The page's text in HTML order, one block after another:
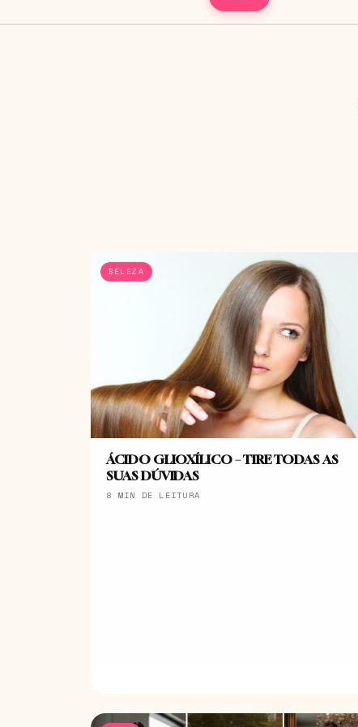
BELEZA
ÁCIDO GLIOXÍLICO – TIRE TODAS AS
SUAS DÚVIDAS
8 MIN DE LEITURA